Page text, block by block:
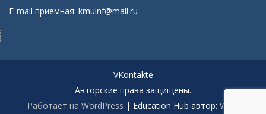
E-mail приемная: kmuinf@mail.ru
VKontakte
Авторские права защищены.
Работает на WordPress | Education Hub автор: WEN